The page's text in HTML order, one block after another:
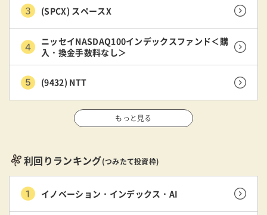
(SPCX) スペースX
ニッセイNASDAQ100インデックスファンド＜購
入・換金手数料なし＞
(9432) NTT
もっと見る
利回りランキング(つみたて投資枠)
イノベーション・インデックス・AI